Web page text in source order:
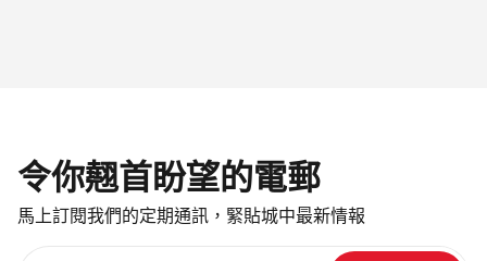
令你翹首盼望的電郵
馬上訂閱我們的定期通訊，緊貼城中最新情報